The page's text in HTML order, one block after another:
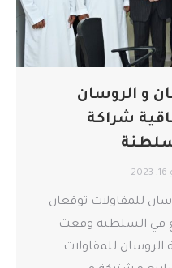
و الروسان
شراكة
للمقاولات توقعان
في السلطنة وقعت
للمقاولات